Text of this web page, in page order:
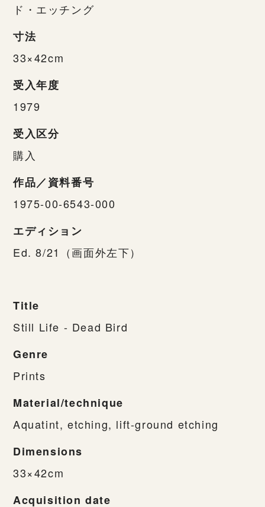
ド・エッチング
寸法
33×42cm
受入年度
1979
受入区分
購入
作品／資料番号
1975-00-6543-000
エディション
Ed. 8/21（画面外左下）
Title
Still Life - Dead Bird
Genre
Prints
Material/technique
Aquatint, etching, lift-ground etching
Dimensions
33×42cm
Acquisition date